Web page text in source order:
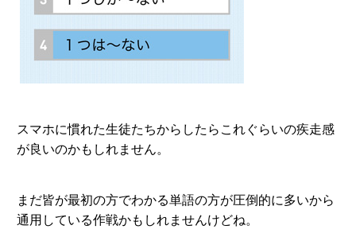
スマホに慣れた生徒たちからしたらこれぐらいの疾走感
が良いのかもしれません。
まだ皆が最初の方でわかる単語の方が圧倒的に多いから
通用している作戦かもしれませんけどね。